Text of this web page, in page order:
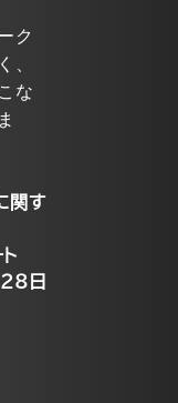
ク
、
な
関す
日